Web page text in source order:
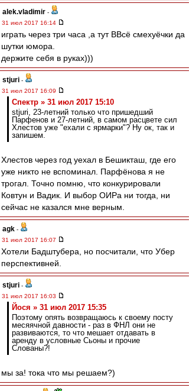
alek.vladimir -
31 июл 2017 16:14
играть через три часа ,а тут ВВсё смехуёчки да
шутки юмора.
держите себя в руках)))
stjuri -
31 июл 2017 16:09
Спектр » 31 июл 2017 15:10
stjuri, 23-летний только что пришедший
Парфенов и 27-летний, в самом расцвете сил
Хлестов уже "ехали с ярмарки"? Ну ок, так и
запишем.
Хлестов через год уехал в Бешикташ, где его
уже никто не вспоминал. Парфёнова я не
трогал. Точно помню, что конкурировали
Ковтун и Вадик. И выбор ОИРа ни тогда, ни
сейчас не казался мне верным.
agk -
31 июл 2017 16:07
Хотели Бадштубера, но посчитали, что Убер
перспективней.
stjuri -
31 июл 2017 16:03
Йося » 31 июл 2017 15:35
Поэтому опять возвращаюсь к своему посту
месяячной давности - раз в ФНЛ они не
развиваются, то что мешает отдавать в
аренду в условные Сьоны и прочие
Слованы?!
мы за! тока что мы решаем?)